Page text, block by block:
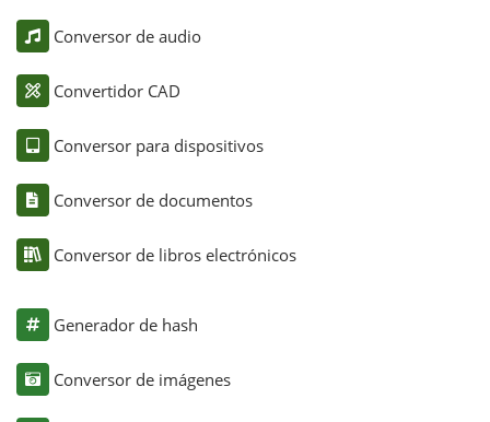
Conversor de audio
Convertidor CAD
Conversor para dispositivos
Conversor de documentos
Conversor de libros electrónicos
Generador de hash
Conversor de imágenes